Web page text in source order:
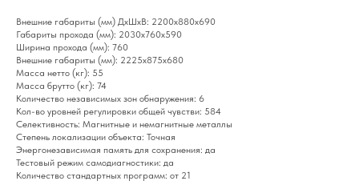
Внешние габариты (мм) ДхШхВ: 2200х880х690
Габариты прохода (мм): 2030х760х590
Ширина прохода (мм): 760
Внешние габариты (мм): 2225х875х680
Масса нетто (кг): 55
Масса брутто (кг): 74
Количество независимых зон обнаружения: 6
Кол-во уровней регулировки общей чувстви: 584
Селективность: Магнитные и немагнитные металлы
Степень локализации объекта: Точная
Энергонезависимая память для сохранения: да
Тестовый режим самодиагностики: да
Количество стандартных программ: от 21